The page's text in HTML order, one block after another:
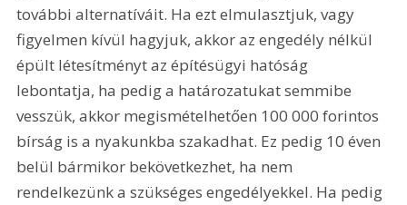
további alternatíváit. Ha ezt elmulasztjuk, vagy
figyelmen kívül hagyjuk, akkor az engedély nélkül
épült létesítményt az építésügyi hatóság
lebontatja, ha pedig a határozatukat semmibe
vesszük, akkor megismételhetően 100 000 forintos
bírság is a nyakunkba szakadhat. Ez pedig 10 éven
belül bármikor bekövetkezhet, ha nem
rendelkezünk a szükséges engedélyekkel. Ha pedig